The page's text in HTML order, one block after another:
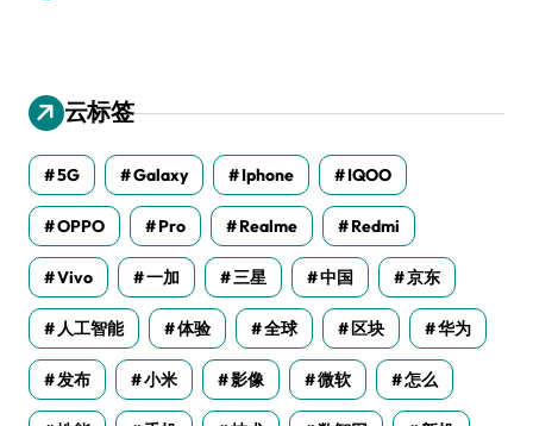
云标签
5G Galaxy Iphone IQOO
OPPO Pro Realme Redmi
Vivo 一加 三星 中国 京东
人工智能 体验 全球 区块 华为
发布 小米 影像 微软 怎么